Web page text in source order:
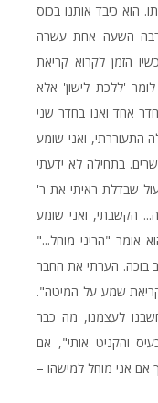
הוא כיבד אותנו בכוס
השעה אחת עשרה
הזמן לקרוא קריאת
'ללכת לישון' אלא
אחד ואנו בחדר שני
ביניהם. והנה ב- 00:2 בלילה התעוררתי, ואני שומע
בתחילה לא ידעתי
שבדלת ראיתי את ר'
הקשבתי, ואני שומע
אומר "הריני מוחל..."
בוכה. הערתי את החבר
שמע על המיטה".
לעצמנו, מה כבר
והקניט אותי", אם
אני מוחל למישהו –